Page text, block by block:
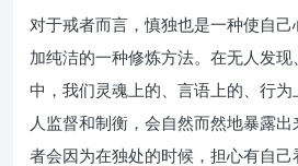
对于戒者而言，慎独也是一种使自
加纯洁的一种修炼方法。在无人发
中，我们灵魂上的、言语上的、行
人监督和制衡，会自然而然地暴露
者会因为在独处的时候，担心有自